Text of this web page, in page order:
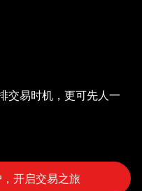
交易时机，更可先人一